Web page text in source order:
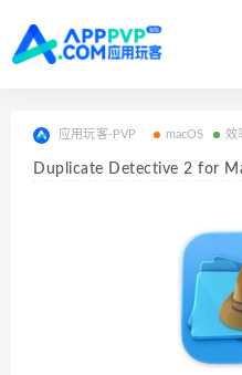
应用玩客-PVP macOS 效
Duplicate Detective 2 for